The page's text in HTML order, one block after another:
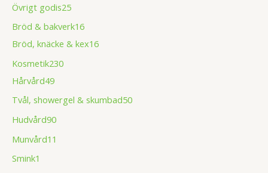
Övrigt godis25
Bröd & bakverk16
Bröd, knäcke & kex16
Kosmetik230
Hårvård49
Tvål, showergel & skumbad50
Hudvård90
Munvård11
Smink1